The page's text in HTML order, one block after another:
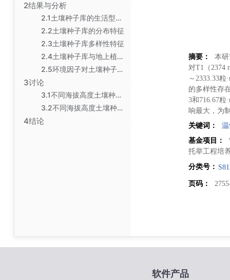
2结果与分析
2.1土壤种子库的生活型及其物种组成
2.2土壤种子库的分布特征
2.3土壤种子库多样性特征
2.4土壤种子库与地上植被相似性
2.5环境因子对土壤种子库的影响
3讨论
3.1不同海拔高度土壤种子库组成和分布特征
3.2不同海拔高度土壤种子库多样性特征和相似性系数
4结论
摘要：
本
对T1（2374
～2333.33
的多样性存
3和716.67
响最大，为
关键词：
基金项目：
托举工程培
分类号：
页码：
软件产品